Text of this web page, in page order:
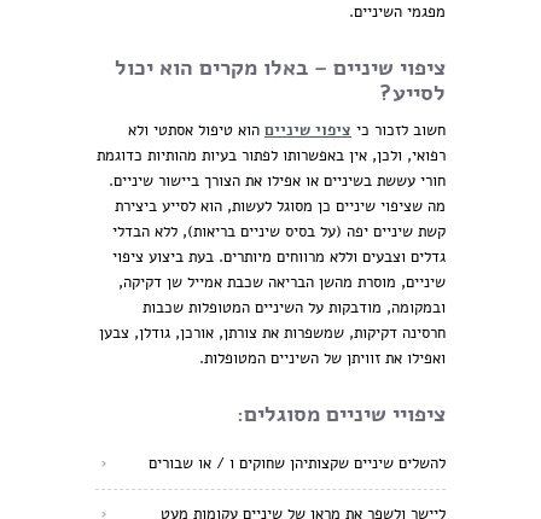
מפגמי השיניים.
ציפוי שיניים – באלו מקרים הוא יכול
לסייע?
חשוב לזכור כי ציפוי שיניים הוא טיפול אסתטי ולא
רפואי, ולכן, אין באפשרותו לפתור בעיות מהותיות כדוגמת
חורי עששת בשיניים או אפילו את הצורך ביישור שיניים.
מה שציפוי שיניים כן מסוגל לעשות, הוא לסייע ביצירת
קשת שיניים יפה (על בסיס שיניים בריאות), ללא הבדלי
גדלים וצבעים וללא מרווחים מיותרים. בעת ביצוע ציפוי
שיניים, מוסרת מהשן הבריאה שכבת אמייל שן דקיקה,
ובמקומה, מודבקות על השיניים המטופלות שכבות
חרסינה דקיקות, שמשפרות את צורתן, אורכן, גודלן, צבען
ואפילו את זוויתן של השיניים המטופלות.
ציפויי שיניים מסוגלים:
להשלים שיניים שקצותיהן שחוקים ו / או שבורים
ליישר ולשפר את מראן של שיניים עקומות מעט